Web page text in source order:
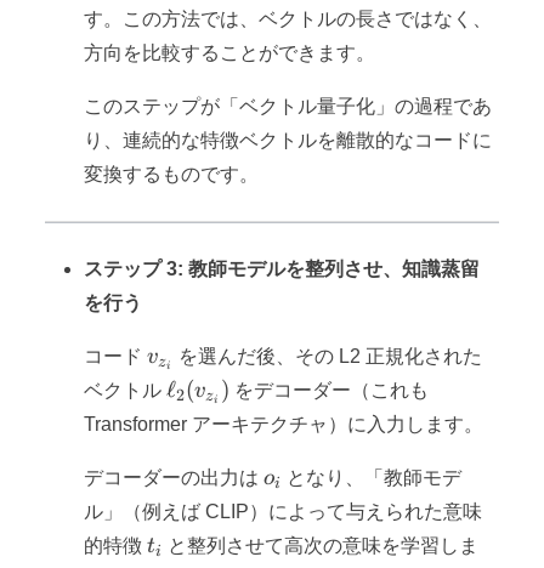
す。この方法では、ベクトルの長さではなく、
方向を比較することができます。
このステップが「ベクトル量子化」の過程であ
り、連続的な特徴ベクトルを離散的なコードに
変換するものです。
ステップ 3: 教師モデルを整列させ、知識蒸留
を行う
コードv_{z_i}
vzi
を選んだ後、その L2 正規化された
ベクトル\ell_2(v_{z_i})
ℓ2(vzi ) をデコーダー（これも
Transformer アーキテクチャ）に入力します。
デコーダーの出力はo_i
oi
となり、「教師モデ
ル」（例えば CLIP）によって与えられた意味
的特徴t_i
ti
と整列させて高次の意味を学習しま